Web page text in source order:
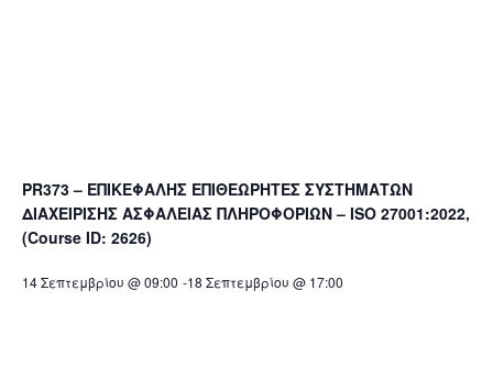
PR373 – ΕΠΙΚΕΦΑΛΗΣ ΕΠΙΘΕΩΡΗΤΕΣ ΣΥΣΤΗΜΑΤΩΝ
ΔΙΑΧΕΙΡΙΣΗΣ ΑΣΦΑΛΕΙΑΣ ΠΛΗΡΟΦΟΡΙΩΝ – ISO 27001:2022,
(Course ID: 2626)
14 Σεπτεμβρίου @ 09:00 -18 Σεπτεμβρίου @ 17:00